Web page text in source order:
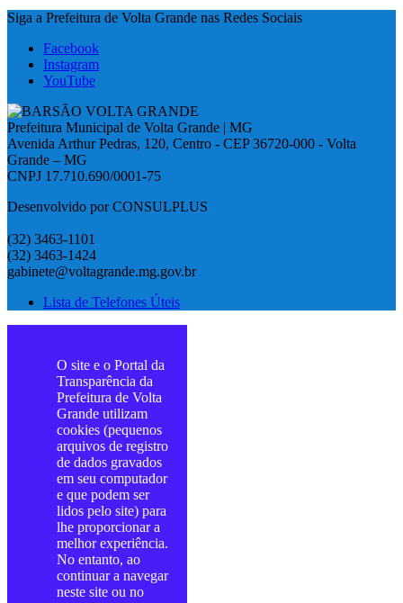
Siga a Prefeitura de Volta Grande nas Redes Sociais
Facebook
Instagram
YouTube
Prefeitura Municipal de Volta Grande | MG
Avenida Arthur Pedras, 120, Centro - CEP 36720-000 - Volta
Grande – MG
CNPJ 17.710.690/0001-75
Desenvolvido por CONSULPLUS
(32) 3463-1101
(32) 3463-1424
gabinete@voltagrande.mg.gov.br
Lista de Telefones Úteis
O site e o Portal da
Transparência da
Prefeitura de Volta
Grande utilizam
cookies (pequenos
arquivos de registro
de dados gravados
em seu computador
e que podem ser
lidos pelo site) para
lhe proporcionar a
melhor experiência.
No entanto, ao
continuar a navegar
neste site ou no